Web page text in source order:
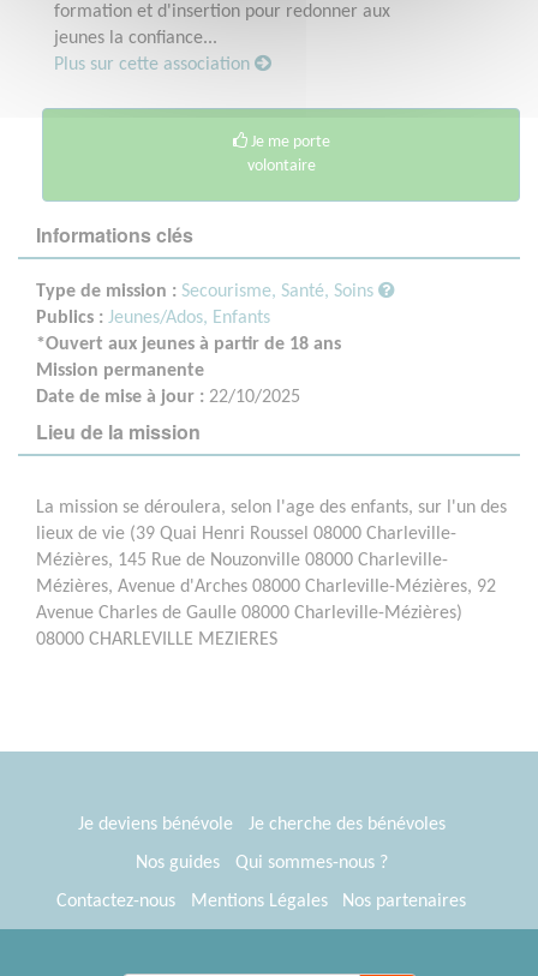
formation et d'insertion pour redonner aux
jeunes la confiance...
Plus sur cette association
Je me porte
volontaire
Informations clés
Type de mission : Secourisme, Santé, Soins
Publics : Jeunes/Ados, Enfants
*Ouvert aux jeunes à partir de 18 ans
Mission permanente
Date de mise à jour : 22/10/2025
Lieu de la mission
La mission se déroulera, selon l'age des enfants, sur l'un des
lieux de vie (39 Quai Henri Roussel 08000 Charleville-
Mézières, 145 Rue de Nouzonville 08000 Charleville-
Mézières, Avenue d'Arches 08000 Charleville-Mézières, 92
Avenue Charles de Gaulle 08000 Charleville-Mézières)
08000 CHARLEVILLE MEZIERES
Je deviens bénévole
Je cherche des bénévoles
Nos guides
Qui sommes-nous ?
Contactez-nous
Mentions Légales
Nos partenaires